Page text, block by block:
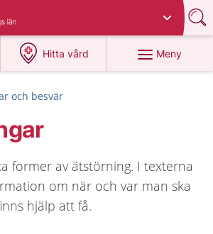
region
Hitta vård
på 1177.se
Meny
och besvär
former av ätstörning. I texterna
om när och var man ska
hjälp att få.